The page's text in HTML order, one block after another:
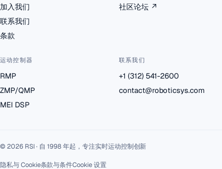
加入我们
联系我们
条款
社区论坛↗
运动控制器
RMP
ZMP/QMP
MEI DSP
联系我们
+1 (312) 541-2600
contact@roboticsys.com
© 2026 RSI · 自 1998 年起，专注实时运动控制创新
隐私与 Cookie条款与条件Cookie 设置